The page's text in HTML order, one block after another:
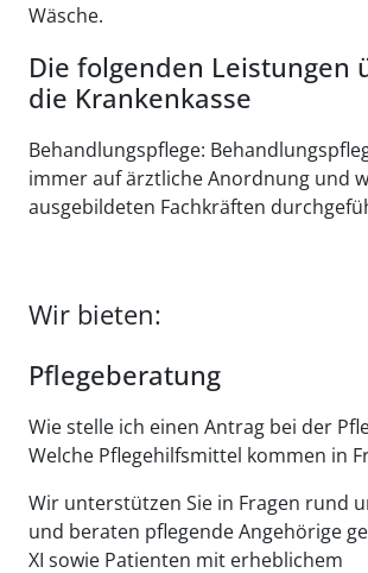
Wäsche.
Die folgenden Leistungen
die Krankenkasse
Behandlungspflege:
immer auf ärztliche Anordnung und
ausgebildeten Fachkräften
Wir bieten:
Pflegeberatung
Wie stelle ich einen Antrag bei der
Welche Pflegehilfsmittel kommen in
Wir unterstützen Sie in Fragen rund
und beraten pflegende Angehörige
XI sowie Patienten mit erheblichem